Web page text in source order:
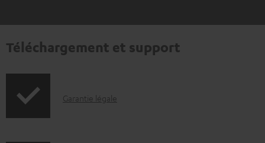
Téléchargement et support
IGarantie légale